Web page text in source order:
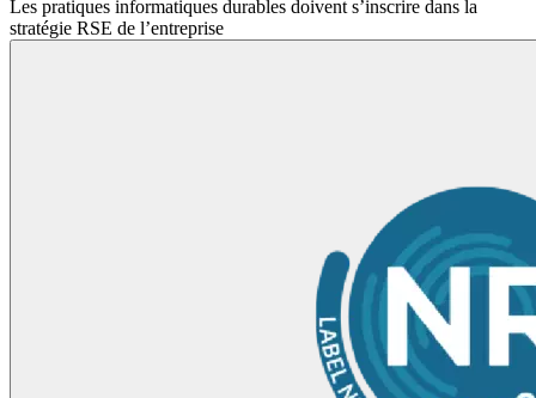
Les pratiques informatiques durables doivent s’inscrire dans la
stratégie RSE de l’entreprise